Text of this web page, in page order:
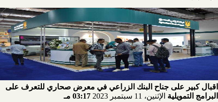
اقبال كبير على جناح البنك الزراعي في معرض صحاري للتعرف على
البرامج التمويلية الإثنين، 11 سبتمبر 2023 03:17 مـ